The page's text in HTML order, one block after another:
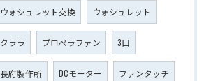
ウォシュレット交換 ウォシュレット
クララ プロペラファン 3口
長府製作所 DCモーター ファンタッチ